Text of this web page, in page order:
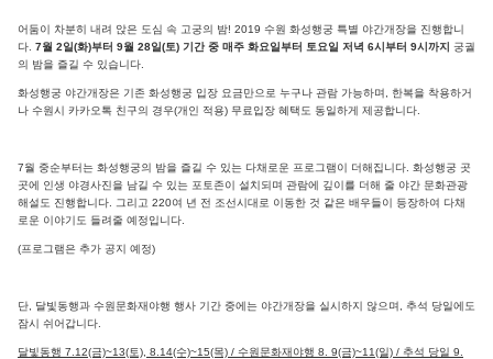
어둠이 차분히 내려 앉은 도심 속 고궁의 밤! 2019 수원 화성행궁 특별 야간개장을 진행합니
다. 7월 2일(화)부터 9월 28일(토) 기간 중 매주 화요일부터 토요일 저녁 6시부터 9시까지 궁궐
의 밤을 즐길 수 있습니다.
화성행궁 야간개장은 기존 화성행궁 입장 요금만으로 누구나 관람 가능하며, 한복을 착용하거
나 수원시 카카오톡 친구의 경우(개인 적용) 무료입장 혜택도 동일하게 제공합니다.
7월 중순부터는 화성행궁의 밤을 즐길 수 있는 다채로운 프로그램이 더해집니다. 화성행궁 곳
곳에 인생 야경사진을 남길 수 있는 포토존이 설치되며 관람에 깊이를 더해 줄 야간 문화관광
해설도 진행합니다. 그리고 220여 년 전 조선시대로 이동한 것 같은 배우들이 등장하여 다채
로운 이야기도 들려줄 예정입니다.
(프로그램은 추가 공지 예정)
단, 달빛동행과 수원문화재야행 행사 기간 중에는 야간개장을 실시하지 않으며, 추석 당일에도
잠시 쉬어갑니다.
달빛동행 7.12(금)~13(토), 8.14(수)~15(목) / 수원문화재야행 8. 9(금)~11(일) / 추석 당일 9.